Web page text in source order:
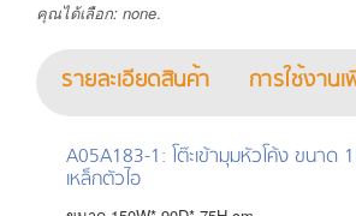
คุณได้เลือก: none.
รายละเอียดสินค้า การใช้งาน
A05A183-1: โต๊ะเข้ามุมหัวโค้ง ขนาด
เหล็กตัวไอ